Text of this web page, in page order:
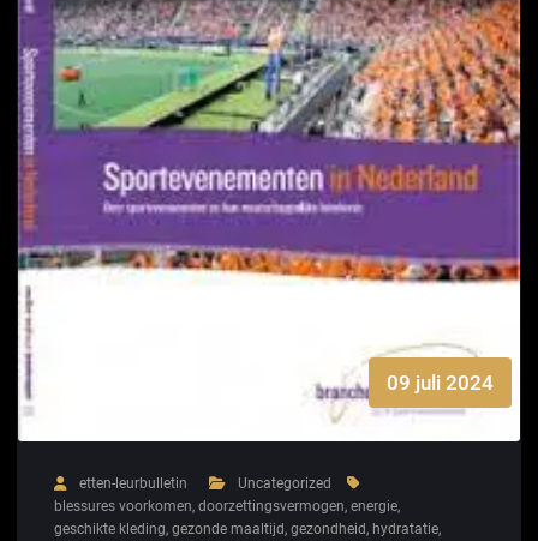
09 juli 2024
etten-leurbulletin
Uncategorized
blessures voorkomen, doorzettingsvermogen, energie,
geschikte kleding, gezonde maaltijd, gezondheid, hydratatie,